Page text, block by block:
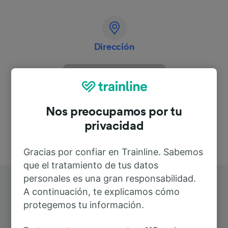
Dirección
Nos preocupamos por tu
privacidad
Gracias por confiar en Trainline. Sabemos
que el tratamiento de tus datos
personales es una gran responsabilidad.
A continuación, te explicamos cómo
protegemos tu información.